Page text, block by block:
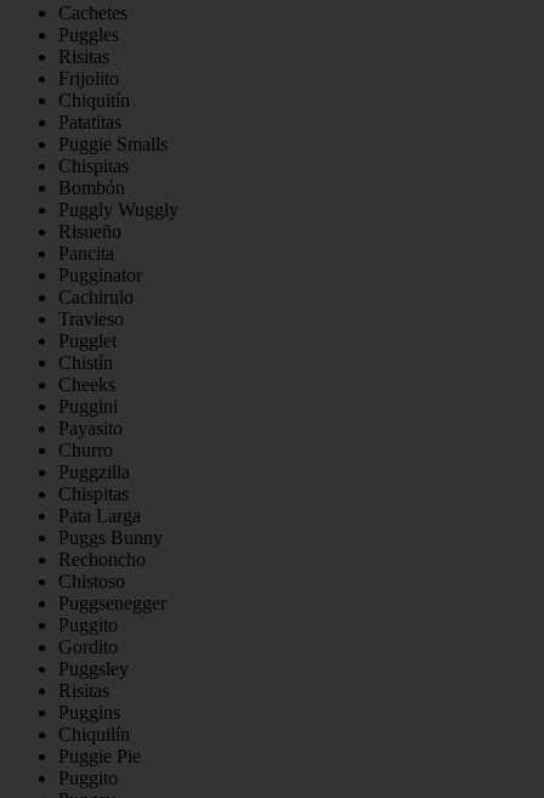
Cachetes
Puggles
Risitas
Frijolito
Chiquitín
Patatitas
Puggie Smalls
Chispitas
Bombón
Puggly Wuggly
Risueño
Pancita
Pugginator
Cachirulo
Travieso
Pugglet
Chistín
Cheeks
Puggini
Payasito
Churro
Puggzilla
Chispitas
Pata Larga
Puggs Bunny
Rechoncho
Chistoso
Puggsenegger
Puggito
Gordito
Puggsley
Risitas
Puggins
Chiquilín
Puggie Pie
Puggito